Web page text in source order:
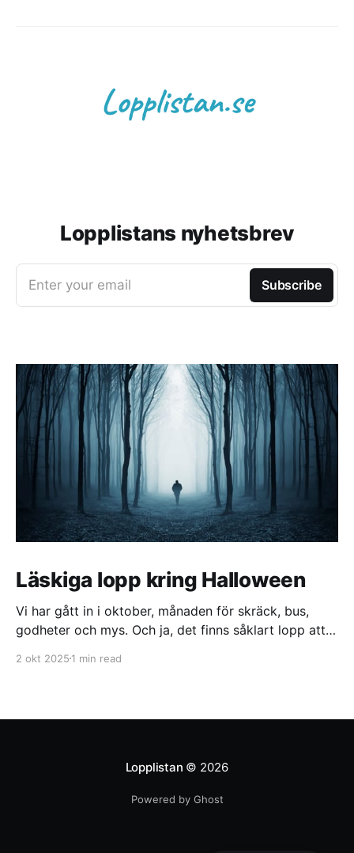
Lopplistans nyhetsbrev
Enter your email Subscribe
Läskiga lopp kring Halloween
Vi har gått in i oktober, månaden för skräck, bus,
godheter och mys. Och ja, det finns såklart lopp att
läskiga lopp att springa kring halloween. 🎃
2 okt 2025 1 min read
Lopplistan © 2026
Powered by Ghost